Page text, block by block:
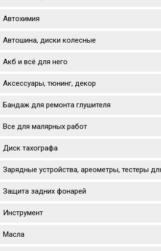
Автохимия
Автошина, диски колесные
Акб и всё для него
Аксессуары, тюнинг, декор
Бандаж для ремонта глушителя
Все для малярных работ
Диск тахографа
Зарядные устройства, ареометры, тестеры
Защита задних фонарей
Инструмент
Масла